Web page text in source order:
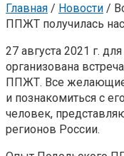
Главная / Новости /
ППЖТ получилась
27 августа 2021 г.
организована
ППЖТ. Все желающие
и познакомиться с
человек,
регионов России.